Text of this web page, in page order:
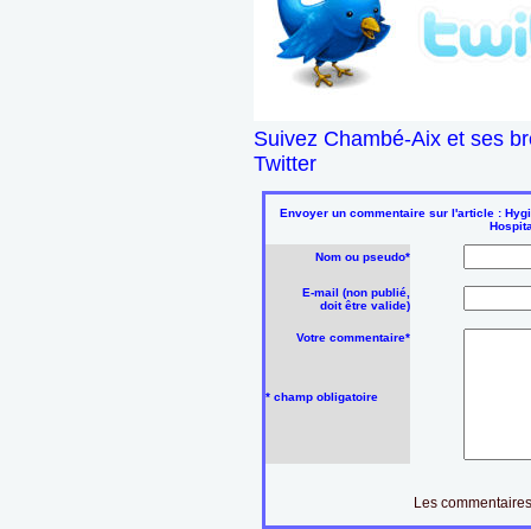
Suivez Chambé-Aix et ses
Twitter
Envoyer un commentaire sur l'article :
Nom ou pseudo*
E-mail (non publié,
doit être valide)
Votre commentaire*
* champ obligatoire
Les